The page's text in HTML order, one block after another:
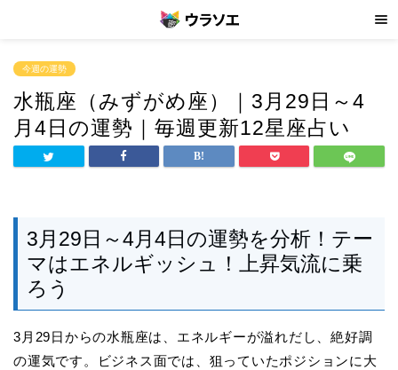
今週の運勢
水瓶座（みずがめ座）｜3月29日～4
月4日の運勢｜毎週更新12星座占い
3月29日～4月4日の運勢を分析！テー
マはエネルギッシュ！上昇気流に乗
ろう
3月29日からの水瓶座は、エネルギーが溢れだし、絶好調
の運気です。ビジネス面では、狙っていたポジションに大